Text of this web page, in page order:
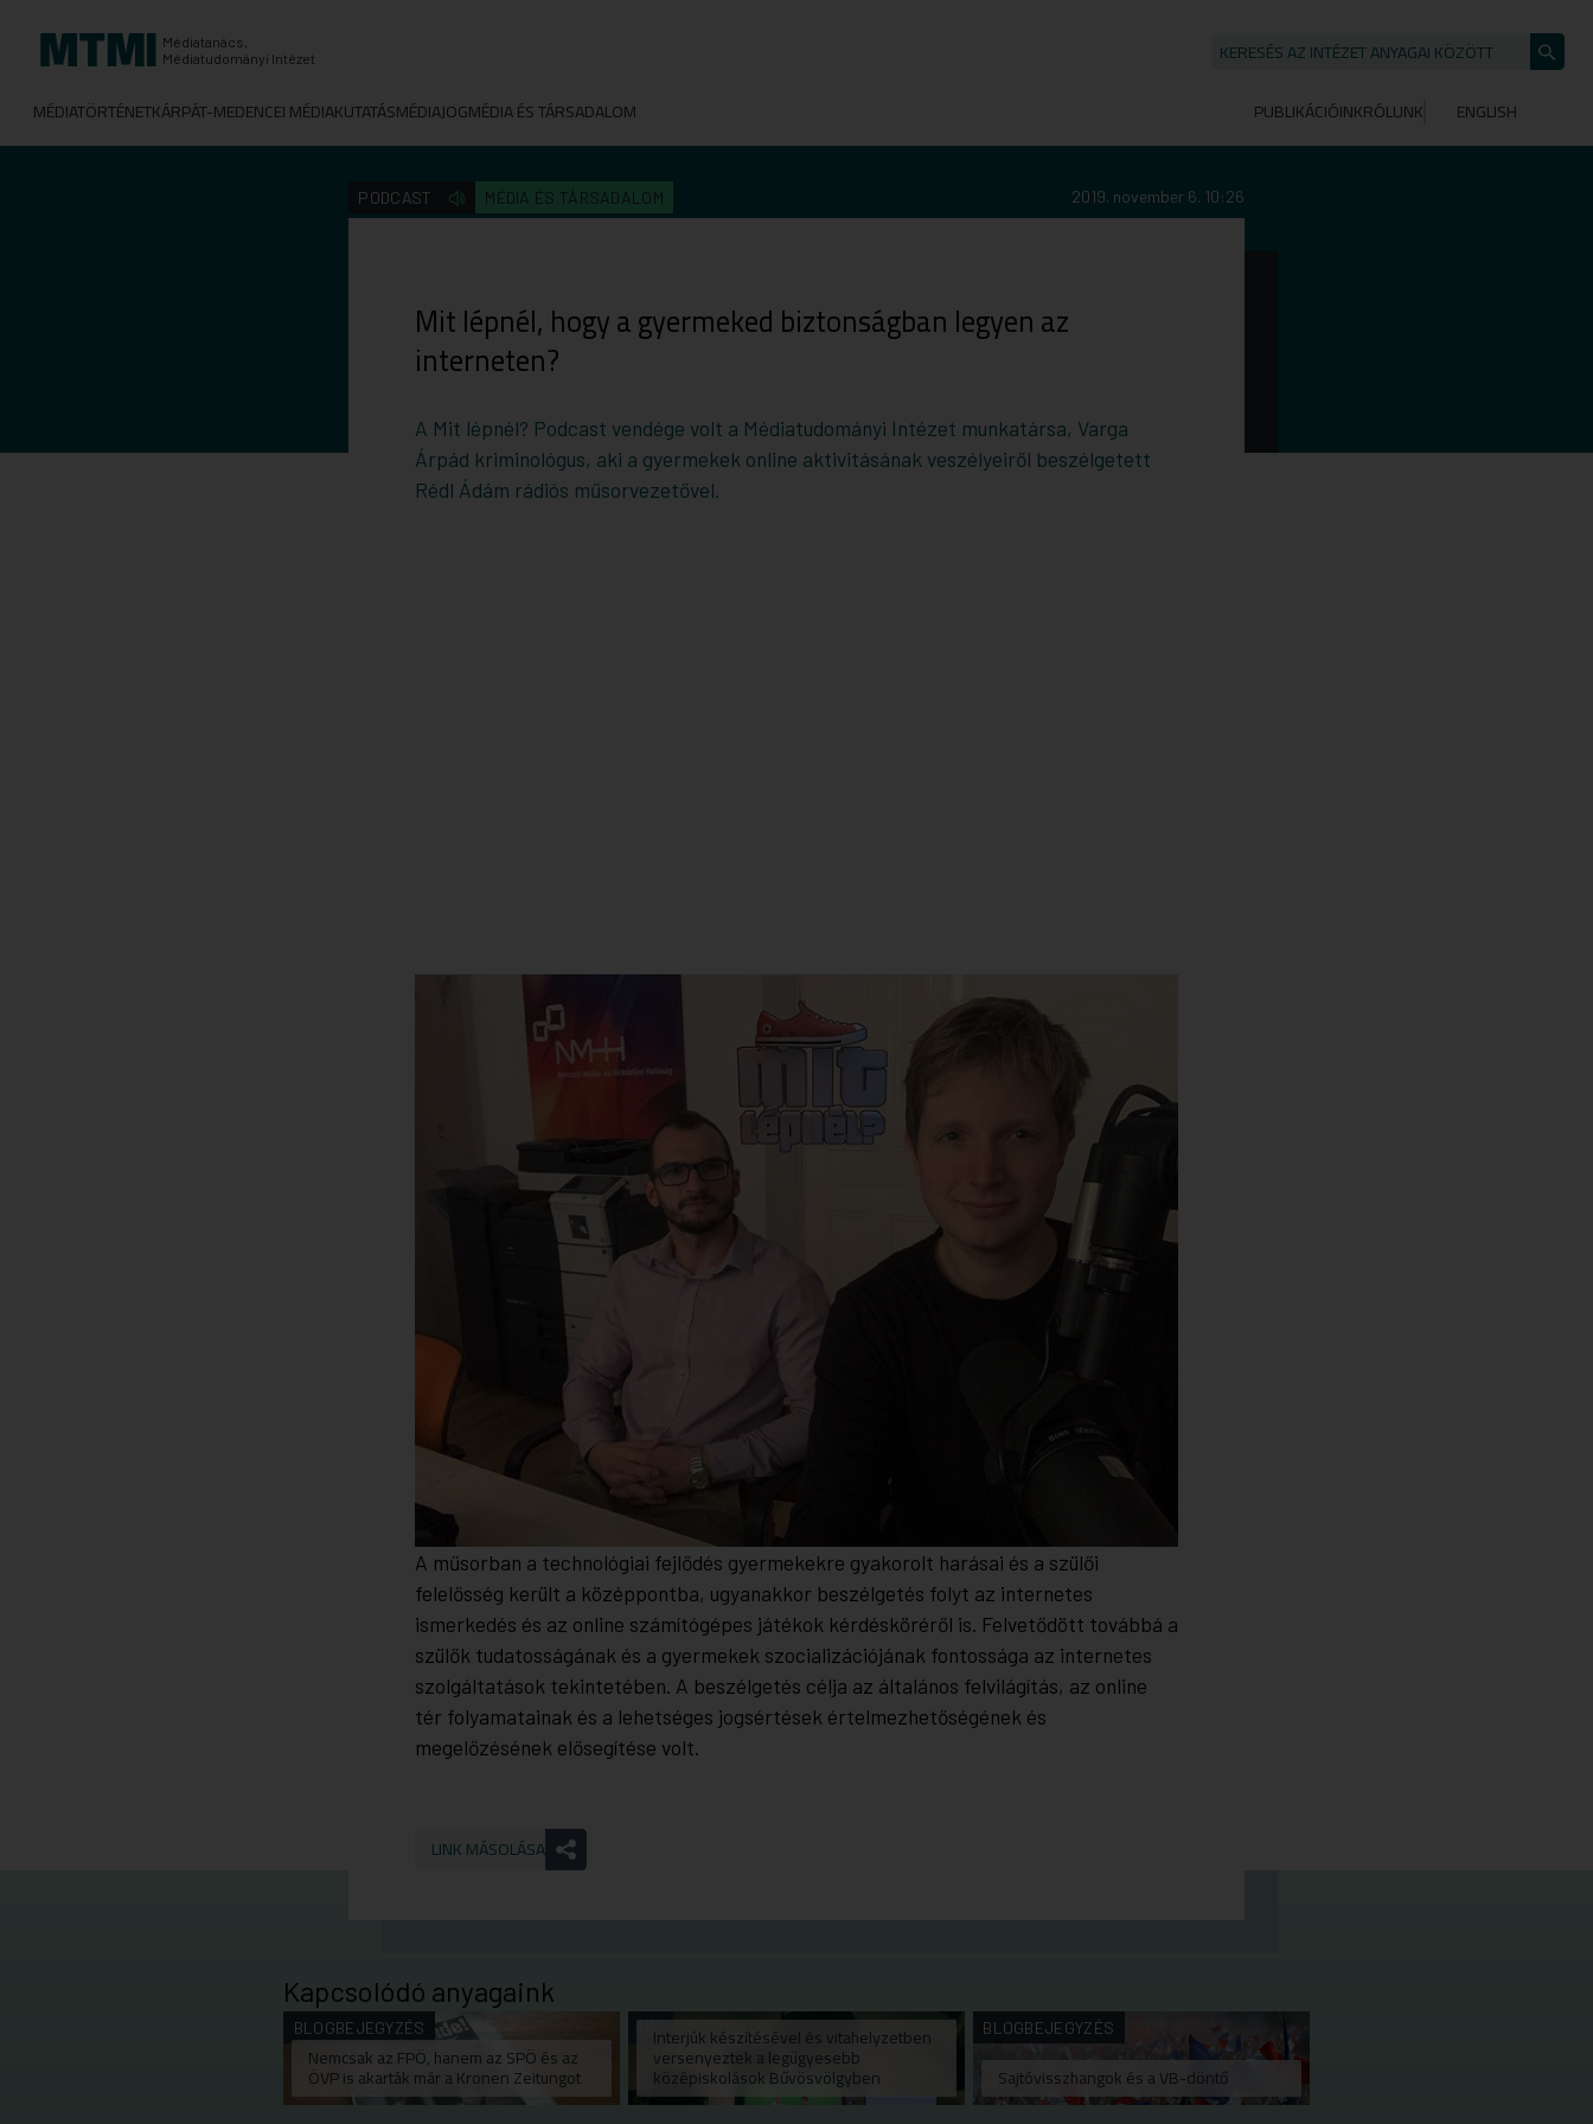
Médiatanács,
Médiatudományi Intézet
KERESÉS AZ INTÉZET ANYAGAI KÖZÖTT
indítása
MÉDIATÖRTÉNETKÁRPÁT-MEDENCEI MÉDIAKUTATÁSMÉDIAJOGMÉDIA ÉS TÁRSADALOM PUBLIKÁCIÓINKRÓLUNK ENGLISH
PODCAST MÉDIA ÉS TÁRSADALOM 2019. november 6. 10:26
Mit lépnél, hogy a gyermeked biztonságban legyen az
interneten?
A Mit lépnél? Podcast vendége volt a Médiatudományi Intézet munkatársa, Varga
Árpád kriminológus, aki a gyermekek online aktivitásának veszélyeiről beszélgetett
Rédl Ádám rádiós műsorvezetővel.
A műsorban a technológiai fejlődés gyermekekre gyakorolt harásai és a szülői
felelősség került a középpontba, ugyanakkor beszélgetés folyt az internetes
ismerkedés és az online számítógépes játékok kérdésköréről is. Felvetődött továbbá a
szülők tudatosságának és a gyermekek szocializációjának fontossága az internetes
szolgáltatások tekintetében. A beszélgetés célja az általános felvilágítás, az online
tér folyamatainak és a lehetséges jogsértések értelmezhetőségének és
megelőzésének elősegítése volt.
LINK MÁSOLÁSA
Kapcsolódó anyagaink
BLOGBEJEGYZÉS
Nemcsak az FPÖ, hanem az SPÖ és az
ÖVP is akarták már a Kronen Zeitungot
Interjúk készítésével és vitahelyzetben
versenyeztek a legügyesebb
középiskolások Bűvösvölgyben
BLOGBEJEGYZÉS
Sajtóvisszhangok és a VB-döntő